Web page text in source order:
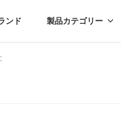
ンド 製品カテゴリー
ス